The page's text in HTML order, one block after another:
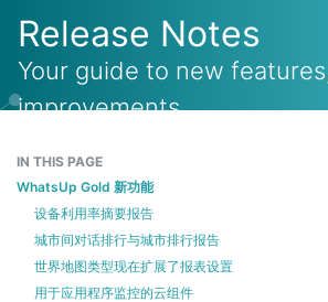
Release Notes
Your guide to new
improvements
IN THIS PAGE
WhatsUp Gold 新功能
设备利用率摘要报告
城市间对话排行与城市排行报告
世界地图类型现在扩展了报表设置
用于应用程序监控的云组件